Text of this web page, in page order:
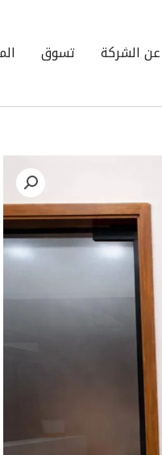
عن الشركة تسوق